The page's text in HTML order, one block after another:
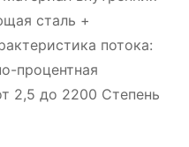
сталь +
потока:
процентная
2,5 до 2200 Степень